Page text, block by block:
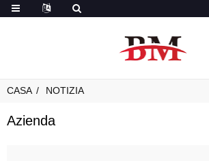
CASA NOTIZIA
Azienda